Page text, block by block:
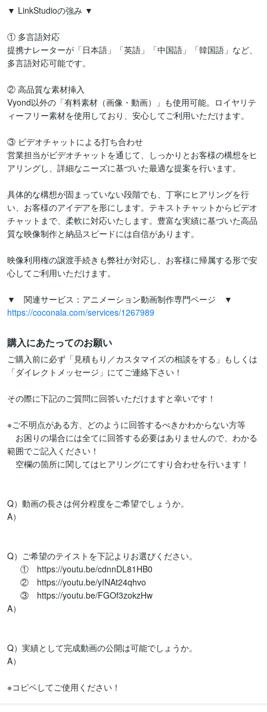
▼ LinkStudioの強み ▼
① 多言語対応
提携ナレーターが「日本語」「英語」「中国語」「韓国語」など、
多言語対応可能です。
② 高品質な素材挿入
Vyond以外の「有料素材（画像・動画）」も使用可能。ロイヤリテ
ィーフリー素材を使用しており、安心してご利用いただけます。
③ ビデオチャットによる打ち合わせ
営業担当がビデオチャットを通じて、しっかりとお客様の構想をヒ
アリングし、詳細なニーズに基づいた最適な提案を行います。
具体的な構想が固まっていない段階でも、丁寧にヒアリングを行
い、お客様のアイデアを形にします。テキストチャットからビデオ
チャットまで、柔軟に対応いたします。豊富な実績に基づいた高品
質な映像制作と納品スピードには自信があります。
映像利用権の譲渡手続きも弊社が対応し、お客様に帰属する形で安
心してご利用いただけます。
https://coconala.com/services/1267989
購入にあたってのお願い
ご購入前に必ず「見積もり／カスタマイズの相談をする」もしくは
「ダイレクトメッセージ」にてご連絡下さい！
その際に下記のご質問に回答いただけますと幸いです！
※ご不明点がある方、どのように回答するべきかわからない方等
お困りの場合には全てに回答する必要はありませんので、わかる
範囲でご記入ください！
空欄の箇所に関してはヒアリングにてすり合わせを行います！
Q）動画の長さは何分程度をご希望でしょうか。
A）
Q）ご希望のテイストを下記よりお選びください。
①　https://youtu.be/cdnnDL81HB0
②　https://youtu.be/yINAt24qhvo
A）
Q）実績として完成動画の公開は可能でしょうか。
A）
※コピペしてご使用ください！